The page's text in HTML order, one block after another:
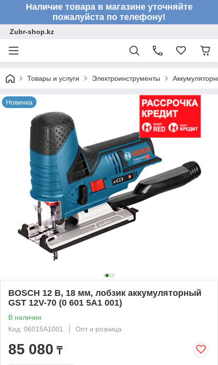
Наличие товара в магазине уточняйте
пожалуйста по телефону!
Zubr-shop.kz
Товары и услуги Электроинструменты
Новинка
BOSCH 12 В, 18 мм, лобзик аккумуляторный
GST 12V-70 (0 601 5A1 001)
В наличии
Код: 06015A1001
Опт и розница
85 080 ₸